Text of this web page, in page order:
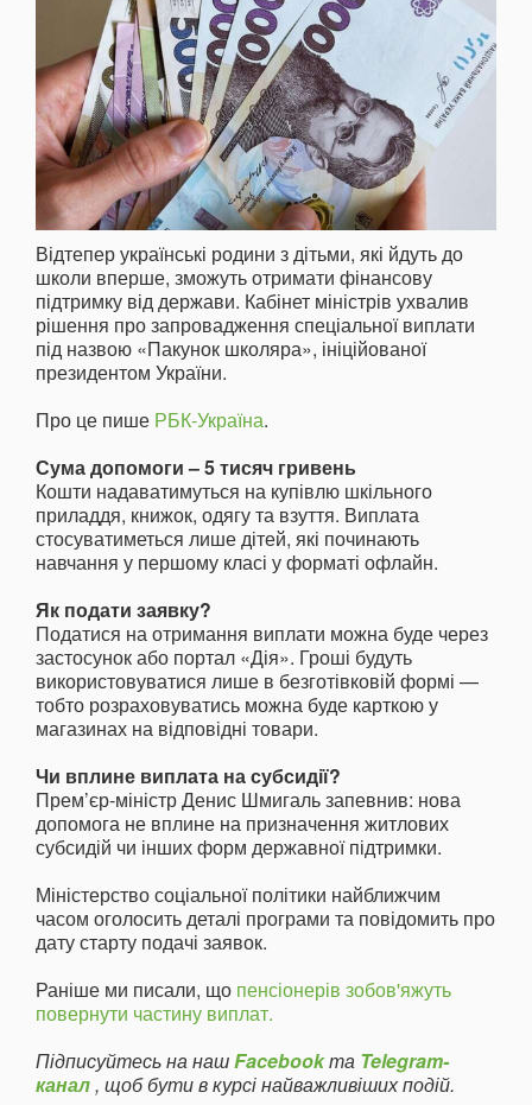
Відтепер українські родини з дітьми, які йдуть до
школи вперше, зможуть отримати фінансову
підтримку від держави. Кабінет міністрів ухвалив
рішення про запровадження спеціальної виплати
під назвою «Пакунок школяра», ініційованої
президентом України.
Про це пише РБК-Україна.
Сума допомоги – 5 тисяч гривень
Кошти надаватимуться на купівлю шкільного
приладдя, книжок, одягу та взуття. Виплата
стосуватиметься лише дітей, які починають
навчання у першому класі у форматі офлайн.
Як подати заявку?
Податися на отримання виплати можна буде через
застосунок або портал «Дія». Гроші будуть
використовуватися лише в безготівковій формі —
тобто розраховуватись можна буде карткою у
магазинах на відповідні товари.
Чи вплине виплата на субсидії?
Прем’єр-міністр Денис Шмигаль запевнив: нова
допомога не вплине на призначення житлових
субсидій чи інших форм державної підтримки.
Міністерство соціальної політики найближчим
часом оголосить деталі програми та повідомить про
дату старту подачі заявок.
Раніше ми писали, що пенсіонерів зобов'яжуть
повернути частину виплат.
Підписуйтесь на нашFacebookта Telegram-
канал, щоб бути в курсі найважливіших подій.